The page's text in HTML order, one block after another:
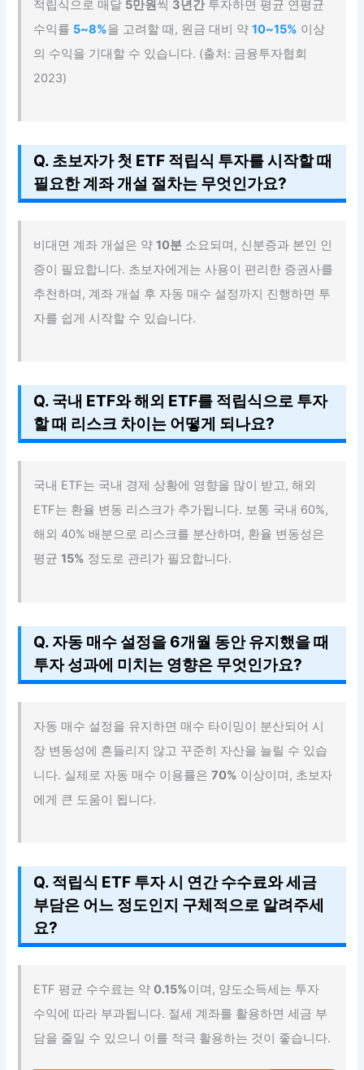
적립식으로 매달 5만원씩 3년간 투자하면 평균 연평균
수익률 5~8%을 고려할 때, 원금 대비 약10~15% 이상
의 수익을 기대할 수 있습니다. (출처: 금융투자협회
2023)
Q. 초보자가 첫 ETF 적립식 투자를 시작할 때
필요한 계좌 개설 절차는 무엇인가요?
비대면 계좌 개설은 약10분 소요되며, 신분증과 본인 인
증이 필요합니다. 초보자에게는 사용이 편리한 증권사를
추천하며, 계좌 개설 후 자동 매수 설정까지 진행하면 투
자를 쉽게 시작할 수 있습니다.
Q. 국내 ETF와 해외 ETF를 적립식으로 투자
할 때 리스크 차이는 어떻게 되나요?
국내 ETF는 국내 경제 상황에 영향을 많이 받고, 해외
ETF는 환율 변동 리스크가 추가됩니다. 보통 국내 60%,
해외 40% 배분으로 리스크를 분산하며, 환율 변동성은
평균15% 정도로 관리가 필요합니다.
Q. 자동 매수 설정을 6개월 동안 유지했을 때
투자 성과에 미치는 영향은 무엇인가요?
자동 매수 설정을 유지하면 매수 타이밍이 분산되어 시
장 변동성에 흔들리지 않고 꾸준히 자산을 늘릴 수 있습
니다. 실제로 자동 매수 이용률은70% 이상이며, 초보자
에게 큰 도움이 됩니다.
Q. 적립식 ETF 투자 시 연간 수수료와 세금
부담은 어느 정도인지 구체적으로 알려주세
요?
ETF 평균 수수료는 약0.15%이며, 양도소득세는 투자
수익에 따라 부과됩니다. 절세 계좌를 활용하면 세금 부
담을 줄일 수 있으니 이를 적극 활용하는 것이 좋습니다.